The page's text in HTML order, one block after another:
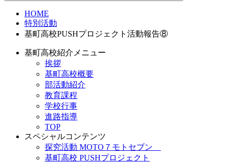
HOME
特別活動
基町高校PUSHプロジェクト活動報告⑧
基町高校紹介メニュー
挨拶
基町高校概要
部活動紹介
教育課程
学校行事
進路指導
TOP
スペシャルコンテンツ
探究活動 MOTO７モトセブン
基町高校 PUSHプロジェクト